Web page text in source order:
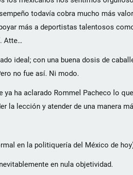
todavía cobra mucho más
más a deportistas talentosos
Atte…
ideal; con una buena dosis de
no fue así. Ni modo.
ya ha aclarado Rommel Pacheco lo
la lección y atender de una manera
en la politiquería del México de
en nula objetividad.